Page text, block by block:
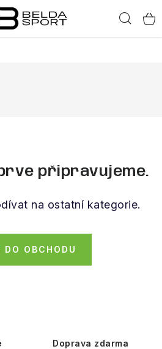
připravujeme.
na ostatní kategorie.
DO OBCHODU
Doprava zdarma